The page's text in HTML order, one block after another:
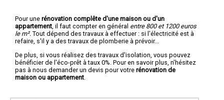
Pour une rénovation complête d'une maison ou d'un
appartement , il faut compter en général entre 800 et 1200 euros
le m². Tout dépend des travaux à effectuer : si l'électricité est à
refaire, s'il y a des travaux de plomberie à prévoir...
De plus, si vous réalisez des travaux d'isolation, vous pouvez
bénéficier de l'éco-prêt à taux 0%. Pour en savoir plus, n'hésitez
pas à nous demander un devis pour votre rénovation de
maison ou appartement